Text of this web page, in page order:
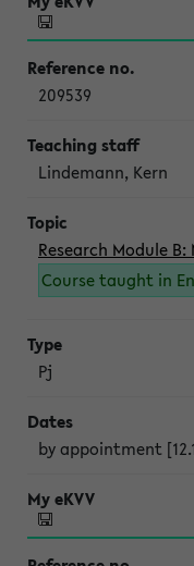
209539
Lindemann, Kern
Research Module
Course taught in
Pj
by appointment